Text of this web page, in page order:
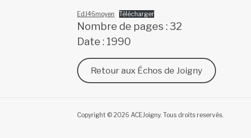
EdJ46moyen Télécharger
Nombre de pages : 32
Date : 1990
Retour aux Échos de Joigny
Copyright © 2026 ACEJoigny. Tous droits reservés.